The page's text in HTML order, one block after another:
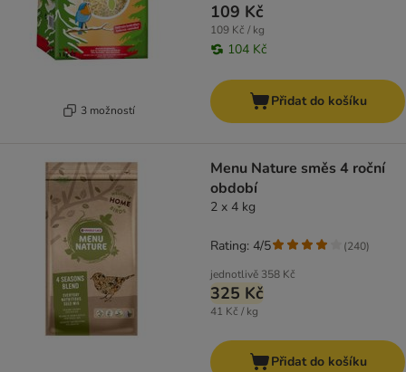
3 možností
109 Kč
109 Kč / kg
104 Kč
Přidat do košíku
Menu Nature směs 4 roční
období
2 x 4 kg
jednotlivě 358 Kč
325 Kč
41 Kč / kg
Rating: 4/5 (240)
Přidat do košíku